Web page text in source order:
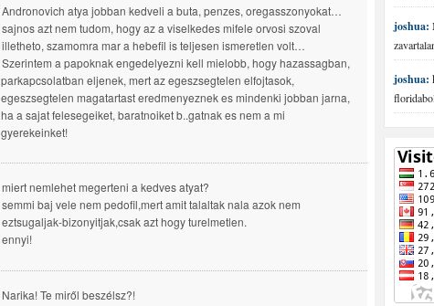
Andronovich atya jobban kedveli a buta, penzes, oregasszonyokat…
sajnos azt nem tudom, hogy az a viselkedes mifele orvosi szoval
illetheto, szamomra mar a hebefil is teljesen ismeretlen volt…
Szerintem a papoknak engedelyezni kell mielobb, hogy hazassagban,
parkapcsolatban eljenek, mert az egeszsegtelen elfojtasok,
egeszsegtelen magatartast eredmenyeznek es mindenki jobban jarna,
ha a sajat felesegeiket, baratnoiket b..gatnak es nem a mi
gyerekeinket!
miert nemlehet megerteni a kedves atyat?
semmi baj vele nem pedofil,mert amit talaltak nala azok nem
eztsugaljak-bizonyitjak,csak azt hogy turelmetlen.
ennyi!
Narika! Te miről beszélsz?!
joshua:
joshua: